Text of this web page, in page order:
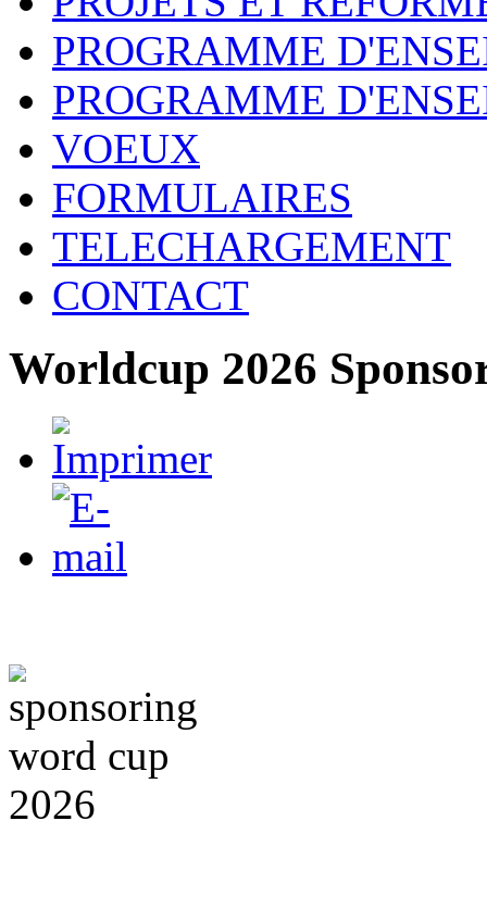
PROGRAMME
PROGRAMME
VOEUX
FORMULAIRES
TELECHARGEMENT
CONTACT
Worldcup 2026